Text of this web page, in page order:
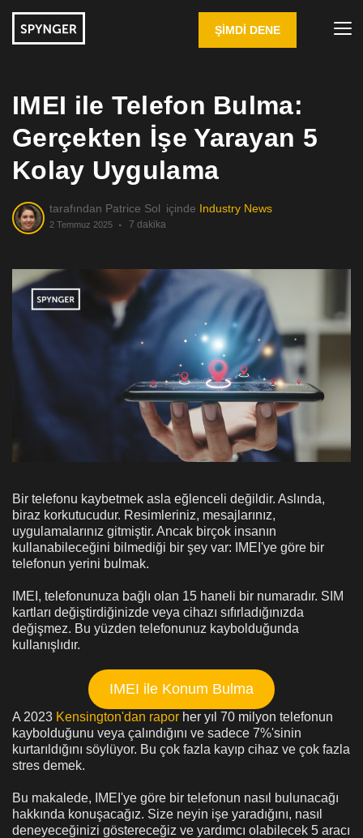
ŞIMDI DENE
IMEI ile Telefon Bulma:
Gerçekten İşe Yarayan 5
Kolay Uygulama
tarafından Patrice Sol içinde Industry News
2 Temmuz 2025 7 dakika
Bir telefonu kaybetmek asla eğlenceli değildir. Aslında,
biraz korkutucudur. Resimleriniz, mesajlarınız,
uygulamalarınız gitmiştir. Ancak birçok insanın
kullanabileceğini bilmediği bir şey var: IMEI'ye göre bir
telefonun yerini bulmak.
IMEI, telefonunuza bağlı olan 15 haneli bir numaradır. SIM
kartları değiştirdiğinizde veya cihazı sıfırladığınızda
değişmez. Bu yüzden telefonunuz kaybolduğunda
kullanışlıdır.
IMEI ile Konum Bulma
A 2023 Kensington'dan rapor her yıl 70 milyon telefonun
kaybolduğunu veya çalındığını ve sadece 7%'sinin
kurtarıldığını söylüyor. Bu çok fazla kayıp cihaz ve çok fazla
stres demek.
Bu makalede, IMEI'ye göre bir telefonun nasıl bulunacağı
hakkında konuşacağız. Size neyin işe yaradığını, nasıl
deneyeceğinizi göstereceğiz ve yardımcı olabilecek 5 aracı